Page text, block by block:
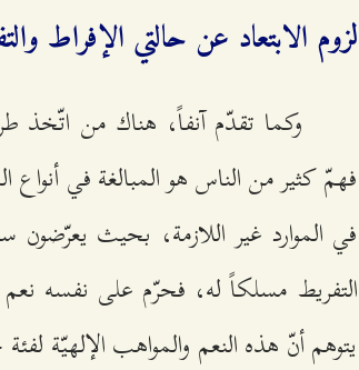
لزوم الابتعاد عن حالتي الإفراط
وكما تقدّم آنفاً، هناك من اتّخذ
فهمّ كثير من الناس هو المبالغة في
في الموارد غير اللازمة، بحيث
التفريط مسلكاً له، فحرّم على نفسه
يتوهم أنّ هذه النعم والمواهب الإلهيّة